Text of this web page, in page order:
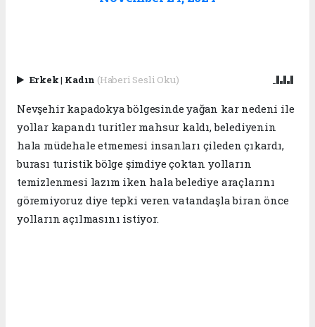
Erkek| Kadın (Haberi Sesli Oku)
Nevşehir kapadokya bölgesinde yağan kar nedeni ile
yollar kapandı turitler mahsur kaldı, belediyenin
hala müdehale etmemesi insanları çileden çıkardı,
burası turistik bölge şimdiye çoktan yolların
temizlenmesi lazım iken hala belediye araçlarını
göremiyoruz diye tepki veren vatandaşla biran önce
yolların açılmasını istiyor.